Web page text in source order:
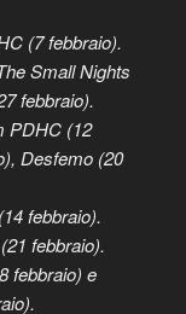
(7 febbraio).
Small Nights
febbraio).
PDHC (12
Desfemo (20
febbraio).
febbraio).
febbraio) e